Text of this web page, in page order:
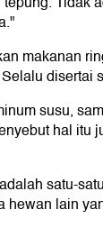
makanan
disertai
susu,
hal itu
satu-
hewan lain